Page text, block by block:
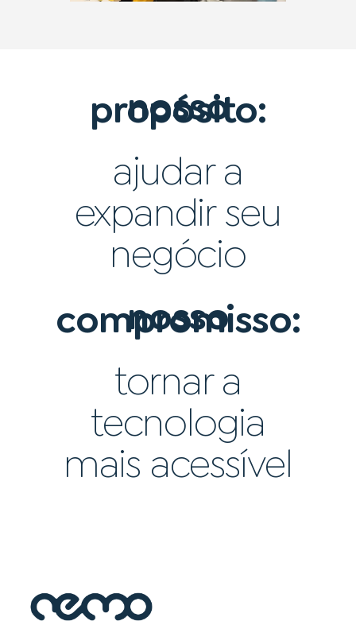
nosso
propósito:
ajudar a
expandir seu
negócio
nosso
compromisso:
tornar a
tecnologia
mais acessível